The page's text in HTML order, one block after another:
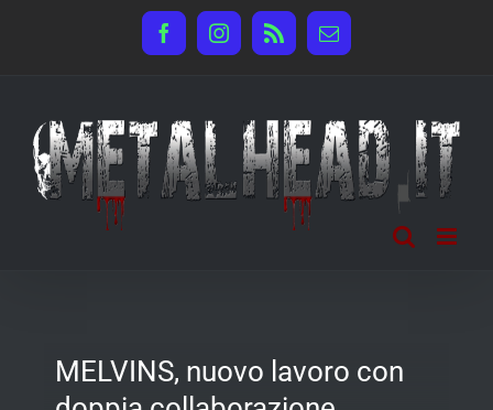
FacebookInstagram
Rss Email
MELVINS, nuovo lavoro con